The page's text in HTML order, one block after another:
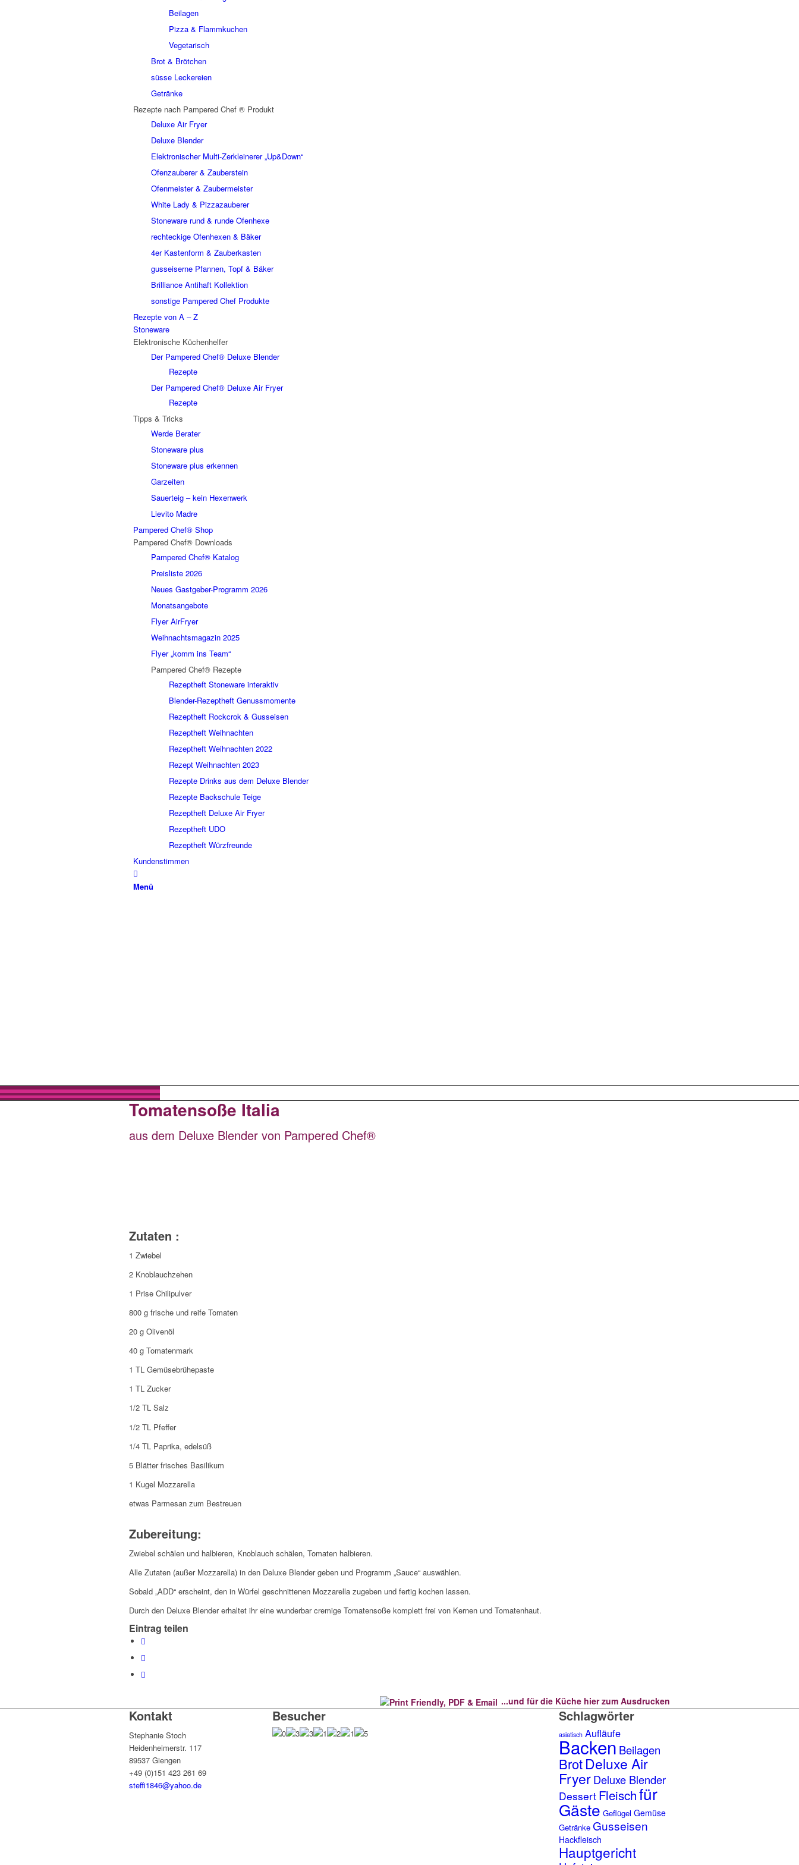
Beilagen
Pizza & Flammkuchen
Vegetarisch
Brot & Brötchen
süsse Leckereien
Getränke
Rezepte nach Pampered Chef ® Produkt
Deluxe Air Fryer
Deluxe Blender
Elektronischer Multi-Zerkleinerer „Up&Down“
Ofenzauberer & Zauberstein
Ofenmeister & Zaubermeister
White Lady & Pizzazauberer
Stoneware rund & runde Ofenhexe
rechteckige Ofenhexen & Bäker
4er Kastenform & Zauberkasten
gusseiserne Pfannen, Topf & Bäker
Brilliance Antihaft Kollektion
sonstige Pampered Chef Produkte
Rezepte von A – Z
Stoneware
Elektronische Küchenhelfer
Der Pampered Chef® Deluxe Blender
Rezepte
Der Pampered Chef® Deluxe Air Fryer
Rezepte
Tipps & Tricks
Werde Berater
Stoneware plus
Stoneware plus erkennen
Garzeiten
Sauerteig – kein Hexenwerk
Lievito Madre
Pampered Chef® Shop
Pampered Chef® Downloads
Pampered Chef® Katalog
Preisliste 2026
Neues Gastgeber-Programm 2026
Monatsangebote
Flyer AirFryer
Weihnachtsmagazin 2025
Flyer „komm ins Team“
Pampered Chef® Rezepte
Rezeptheft Stoneware interaktiv
Blender-Rezeptheft Genussmomente
Rezeptheft Rockcrok & Gusseisen
Rezeptheft Weihnachten
Rezeptheft Weihnachten 2022
Rezept Weihnachten 2023
Rezepte Drinks aus dem Deluxe Blender
Rezepte Backschule Teige
Rezeptheft Deluxe Air Fryer
Rezeptheft UDO
Rezeptheft Würzfreunde
Kundenstimmen
Menü
Tomatensoße Italia
aus dem Deluxe Blender von Pampered Chef®
Zutaten :
1 Zwiebel
2 Knoblauchzehen
1 Prise Chilipulver
800 g frische und reife Tomaten
20 g Olivenöl
40 g Tomatenmark
1 TL Gemüsebrühepaste
1 TL Zucker
1/2 TL Salz
1/2 TL Pfeffer
1/4 TL Paprika, edelsüß
5 Blätter frisches Basilikum
1 Kugel Mozzarella
etwas Parmesan zum Bestreuen
Zubereitung:
Zwiebel schälen und halbieren, Knoblauch schälen, Tomaten halbieren.
Alle Zutaten (außer Mozzarella) in den Deluxe Blender geben und Programm „Sauce“ auswählen.
Sobald „ADD“ erscheint, den in Würfel geschnittenen Mozzarella zugeben und fertig kochen lassen.
Durch den Deluxe Blender erhaltet ihr eine wunderbar cremige Tomatensoße komplett frei von Kernen und Tomatenhaut.
Eintrag teilen
...und für die Küche hier zum Ausdrucken
Kontakt
Stephanie Stoch
Heidenheimerstr. 117
89537 Giengen
+49 (0)151 423 261 69
steffi1846@yahoo.de
Besucher Schlagwörter
asiatisch Aufläufe
Backen Beilagen
BrotDeluxe Air
FryerDeluxe Blender
Dessert Fleischfür
Gäste Geflügel Gemüse
Getränke Gusseisen
Hackfleisch
Hauptgericht